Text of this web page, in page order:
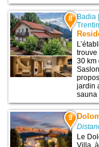
8 Badia
trouve
30 km
jardin
sauna
9
Le